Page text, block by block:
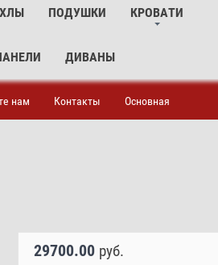
ПОДУШКИ КРОВАТИ
ДИВАНЫ
нам Контакты Основная
29700.00 руб.